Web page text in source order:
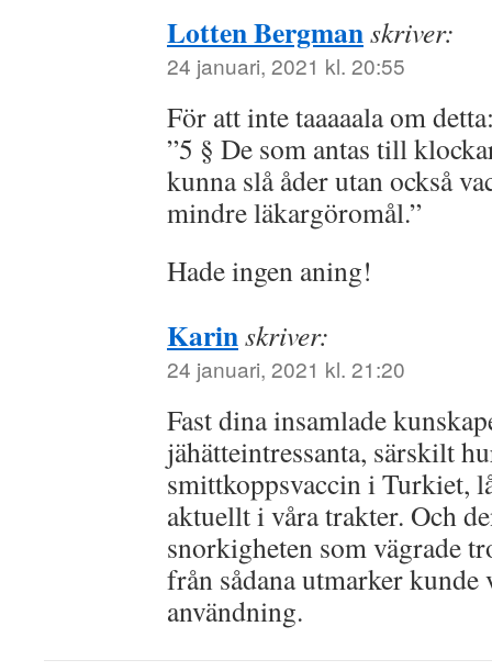
Lotten Bergmanskriver:
24 januari, 2021 kl. 20:55
För att inte taaaaala om
”5 § De som antas till
kunna slå åder utan också
mindre läkargöromål.”
Hade ingen aning!
Karinskriver:
24 januari, 2021 kl. 21:20
Fast dina insamlade
jähätteintressanta, särskilt
smittkoppsvaccin i Turkiet,
aktuellt i våra trakter. Och
snorkigheten som vägrade
från sådana utmarker
användning.